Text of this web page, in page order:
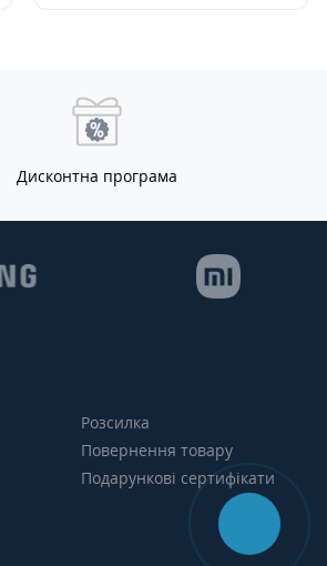
Дисконтна програма
Розсилка
Повернення товару
Подарункові сертифікати